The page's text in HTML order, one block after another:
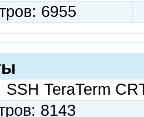
6955
SSH TeraTerm
8143